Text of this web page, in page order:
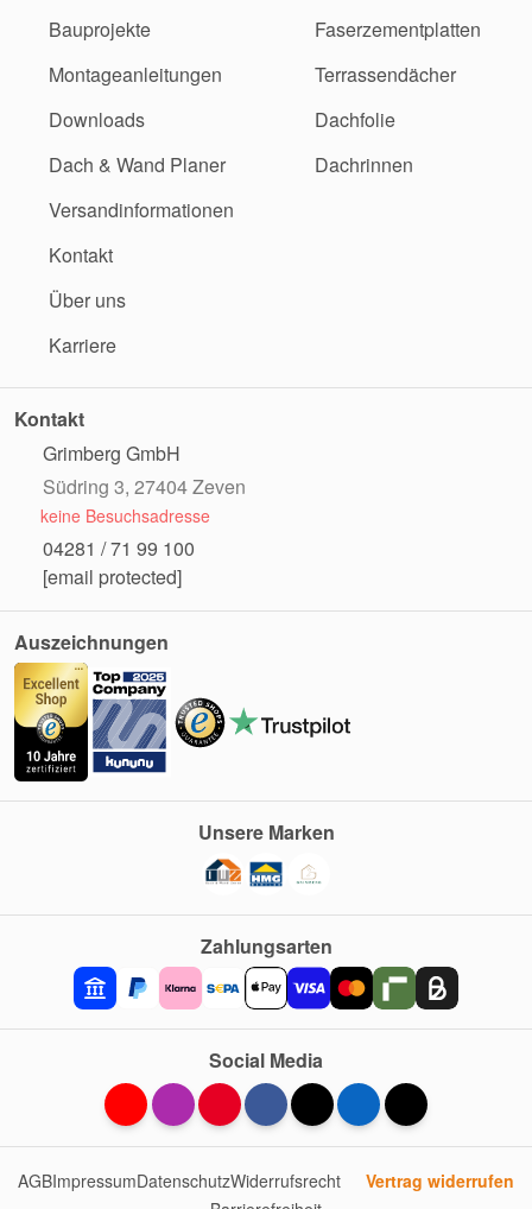
Bauprojekte
Montageanleitungen
Downloads
Dach & Wand Planer
Versandinformationen
Kontakt
Über uns
Karriere
Faserzementplatten
Terrassendächer
Dachfolie
Dachrinnen
Kontakt
Grimberg GmbH
Südring 3, 27404 Zeven
keine Besuchsadresse
04281 / 71 99 100
[email protected]
Auszeichnungen
Zahlungsarten
Unsere Marken
Social Media
AGBImpressumDatenschutzWiderrufsrecht
Vertrag widerrufen